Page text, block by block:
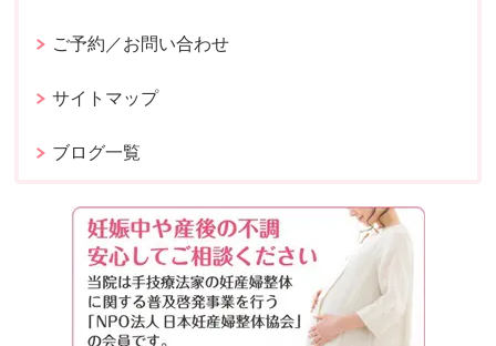
ご予約／お問い合わせ
サイトマップ
ブログ一覧